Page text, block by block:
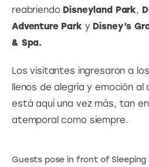
reabriendo Disneyland Park,
Adventure Park y Disney’s
& Spa.
Los visitantes ingresaron a
llenos de alegría y emoción al
está aquí una vez más, tan
atemporal como siempre.
Guests pose in front of Sleeping